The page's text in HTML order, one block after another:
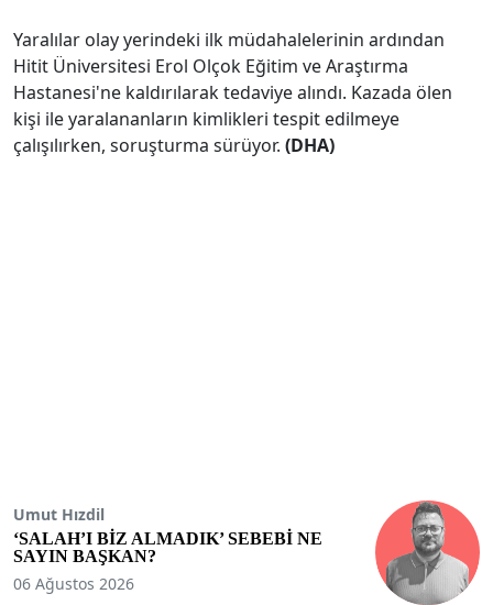
Yaralılar olay yerindeki ilk müdahalelerinin ardından
Hitit Üniversitesi Erol Olçok Eğitim ve Araştırma
Hastanesi'ne kaldırılarak tedaviye alındı. Kazada ölen
kişi ile yaralananların kimlikleri tespit edilmeye
çalışılırken, soruşturma sürüyor. (DHA)
Umut Hızdil
‘SALAH’I BİZ ALMADIK’ SEBEBİ NE
SAYIN BAŞKAN?
06 Ağustos 2026